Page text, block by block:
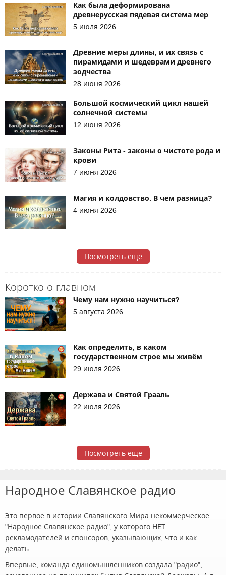
Коротко о главном
Чему нам нужно научиться?
5 августа 2026
Как определить, в каком
государственном строе мы живём
29 июля 2026
Держава и Святой Грааль
22 июля 2026
Посмотреть ещё
Как была деформирована
древнерусская пядевая система мер
5 июля 2026
Древние меры длины, и их связь с
пирамидами и шедеврами древнего
зодчества
28 июня 2026
Большой космический цикл нашей
солнечной системы
12 июня 2026
Законы Рита - законы о чистоте рода и
крови
7 июня 2026
Магия и колдовство. В чем разница?
4 июня 2026
Посмотреть ещё
Народное Славянское радио
Это первое в истории Славянского Мира некоммерческое
"Народное Славянское радио", у которого НЕТ
рекламодателей и спонсоров, указывающих, что и как
делать.
Впервые, команда единомышленников создала "радио",